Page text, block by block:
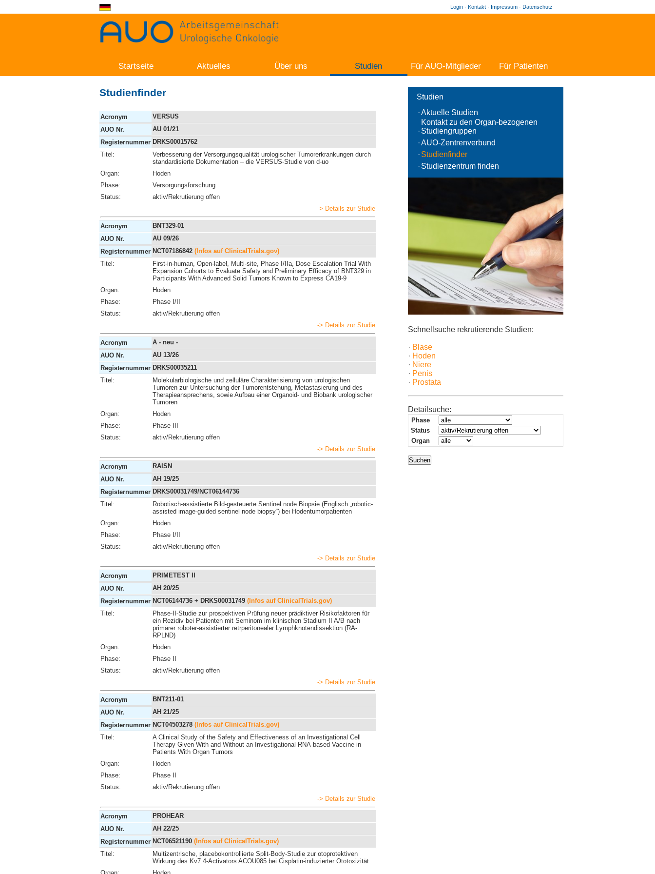
Login · Kontakt · Impressum · Datenschutz
Startseite Aktuelles Über uns Studien Für AUO-Mitglieder Für Patienten
Studien
·Aktuelle Studien
·
Kontakt zu den Organ-bezogenen
Studiengruppen
·AUO-Zentrenverbund
· Studienfinder
· Studienzentrum finden
Schnellsuche rekrutierende Studien:
· Blase
· Hoden
· Niere
· Penis
· Prostata
Detailsuche:
Phase
Status
Organ
Suchen
Studienfinder
Acronym
VERSUS
AUO Nr.
AU 01/21
Registernummer DRKS00015762
Titel:
Verbesserung der Versorgungsqualität urologischer Tumorerkrankungen durch
standardisierte Dokumentation – die VERSUS-Studie von d-uo
Organ:
Hoden
Phase:
Versorgungsforschung
Status:
aktiv/Rekrutierung offen
-> Details zur Studie
Acronym
BNT329-01
AUO Nr.
AU 09/26
Registernummer NCT07186842 (Infos auf ClinicalTrials.gov)
Titel:
First-in-human, Open-label, Multi-site, Phase I/IIa, Dose Escalation Trial With
Expansion Cohorts to Evaluate Safety and Preliminary Efficacy of BNT329 in
Participants With Advanced Solid Tumors Known to Express CA19-9
Organ:
Hoden
Phase:
Phase I/II
Status:
aktiv/Rekrutierung offen
-> Details zur Studie
Acronym
A - neu -
AUO Nr.
AU 13/26
Registernummer DRKS00035211
Titel:
Molekularbiologische und zelluläre Charakterisierung von urologischen
Tumoren zur Untersuchung der Tumorentstehung, Metastasierung und des
Therapieansprechens, sowie Aufbau einer Organoid- und Biobank urologischer
Tumoren
Organ:
Hoden
Phase:
Phase III
Status:
aktiv/Rekrutierung offen
-> Details zur Studie
Acronym
RAISN
AUO Nr.
AH 19/25
Registernummer DRKS00031749/NCT06144736
Titel:
Robotisch-assistierte Bild-gesteuerte Sentinel node Biopsie (Englisch „robotic-
assisted image-guided sentinel node biopsy“) bei Hodentumorpatienten
Organ:
Hoden
Phase:
Phase I/II
Status:
aktiv/Rekrutierung offen
-> Details zur Studie
Acronym
PRIMETEST II
AUO Nr.
AH 20/25
Registernummer NCT06144736 + DRKS00031749 (Infos auf ClinicalTrials.gov)
Titel:
Phase-II-Studie zur prospektiven Prüfung neuer prädiktiver Risikofaktoren für
ein Rezidiv bei Patienten mit Seminom im klinischen Stadium II A/B nach
primärer roboter-assistierter retrperitonealer Lymphknotendissektion (RA-
RPLND)
Organ:
Hoden
Phase:
Phase II
Status:
aktiv/Rekrutierung offen
-> Details zur Studie
Acronym
BNT211-01
AUO Nr.
AH 21/25
Registernummer NCT04503278 (Infos auf ClinicalTrials.gov)
Titel:
A Clinical Study of the Safety and Effectiveness of an Investigational Cell
Therapy Given With and Without an Investigational RNA-based Vaccine in
Patients With Organ Tumors
Organ:
Hoden
Phase:
Phase II
Status:
aktiv/Rekrutierung offen
-> Details zur Studie
Acronym
PROHEAR
AUO Nr.
AH 22/25
Registernummer NCT06521190 (Infos auf ClinicalTrials.gov)
Titel:
Multizentrische, placebokontrollierte Split-Body-Studie zur otoprotektiven
Wirkung des Kv7.4-Activators ACOU085 bei Cisplatin-induzierter Ototoxizität